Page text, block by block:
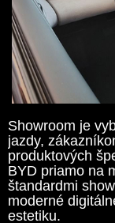
Showroom je
jazdy,
produktových
BYD priamo na
štandardmi
moderné
estetiku.